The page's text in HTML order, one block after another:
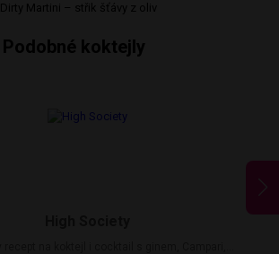
Dirty Martini – střik šťávy z oliv
Podobné koktejly